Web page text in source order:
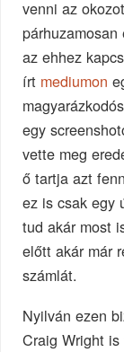
venni az
az ehhez
írt mediumon
egy
vette meg
ő tartja azt
ez is csak egy
tud akár most
előtt akár már
számlát.
Nyilván ezen
Craig Wright